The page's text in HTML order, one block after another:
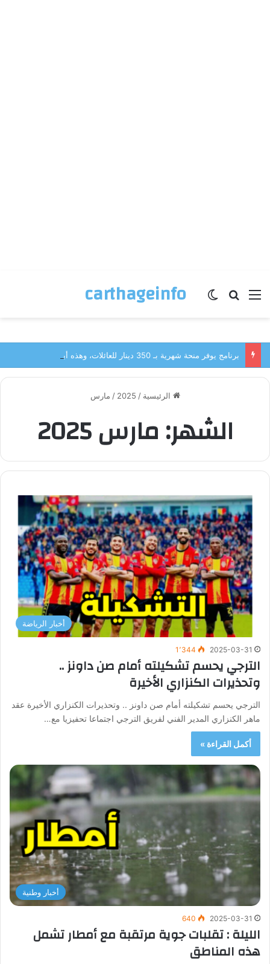
carthageinfo القائمة بحث عنالوضع المظلم
الرئيسية /
2025
/ مارس
الشهر:مارس 2025
أخبار الرياضة
2025-03-31 1٬344
الترجي يحسم تشكيلته أمام صن داونز ..
وتحذيرات الكنزاري الأخيرة
الترجي يحسم تشكيلته أمام صن داونز .. وتحذيرات الكنزاري الأخيرة عقد
ماهر الكنزاري المدير الفني لفريق الترجي اجتماعا تحفيزيا مع…
أكمل القراءة »
أخبار وطنية
2025-03-31
640
الليلة : تقلبات جوية مرتقبة مع أمطار تشمل
هذه المناطق